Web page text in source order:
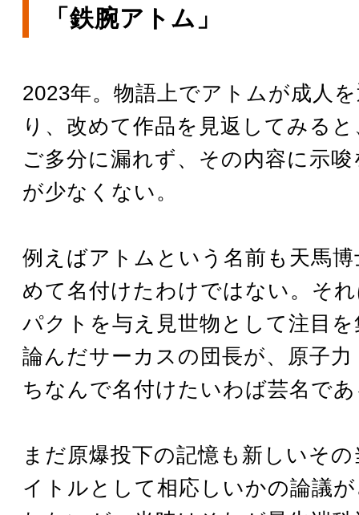
「鉄腕アトム」
2023年。物語上でアトムが成人
り、改めて作品を見返してみる
ご多分に漏れず、その内容に示
が少なくない。
例えばアトムという名前も天馬
めて名付けたわけではない。そ
パクトを与え見世物として注目
論んだサーカスの団長が、原子
ちなんで名付けたいわば芸名で
まだ原爆投下の記憶も新しいそ
イトルとして相応しいかの論議